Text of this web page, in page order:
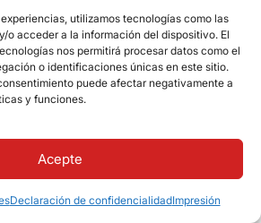
utilizamos tecnologías como las
o acceder a la información del dispositivo. El
nos permitirá procesar datos como el
o identificaciones únicas en este sitio.
puede afectar negativamente a
y funciones.
Acepte
Declaración de confidencialidadImpresión
RRHH
y Protocolo:
Prima Anual Extra, así como mejoras
los contratos y en los ajustes de
pueden ahora autogenerar
un formato predefinido, y se crearán